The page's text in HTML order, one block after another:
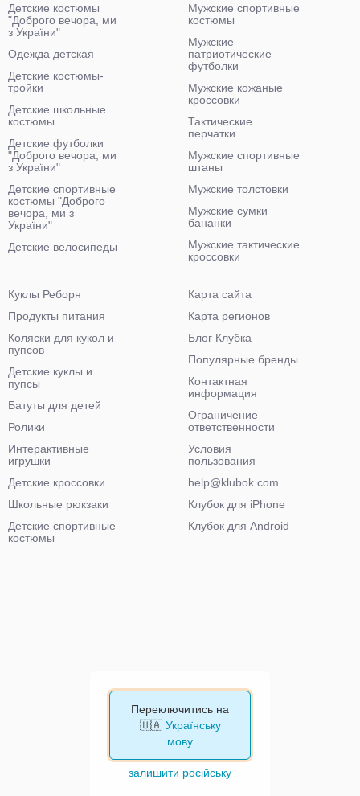
Детские костюмы
"Доброго вечора, ми
з України"
Одежда детская
Детские костюмы-
тройки
Детские школьные
костюмы
Детские футболки
"Доброго вечора, ми
з України"
Детские спортивные
костюмы "Доброго
вечора, ми з
України"
Детские велосипеды
Мужские спортивные
костюмы
Мужские
патриотические
футболки
Мужские кожаные
кроссовки
Тактические
перчатки
Мужские спортивные
штаны
Мужские толстовки
Мужские сумки
бананки
Мужские тактические
кроссовки
Куклы Реборн
Продукты питания
Коляски для кукол и
пупсов
Детские куклы и
пупсы
Батуты для детей
Ролики
Интерактивные
игрушки
Детские кроссовки
Школьные рюкзаки
Детские спортивные
костюмы
Карта сайта
Карта регионов
Блог Клубка
Популярные бренды
Контактная
информация
Ограничение
ответственности
Условия
пользования
help@klubok.com
Клубок для iPhone
Клубок для Android
Переключитись на
🇺🇦 Українську
мову
залишити російську